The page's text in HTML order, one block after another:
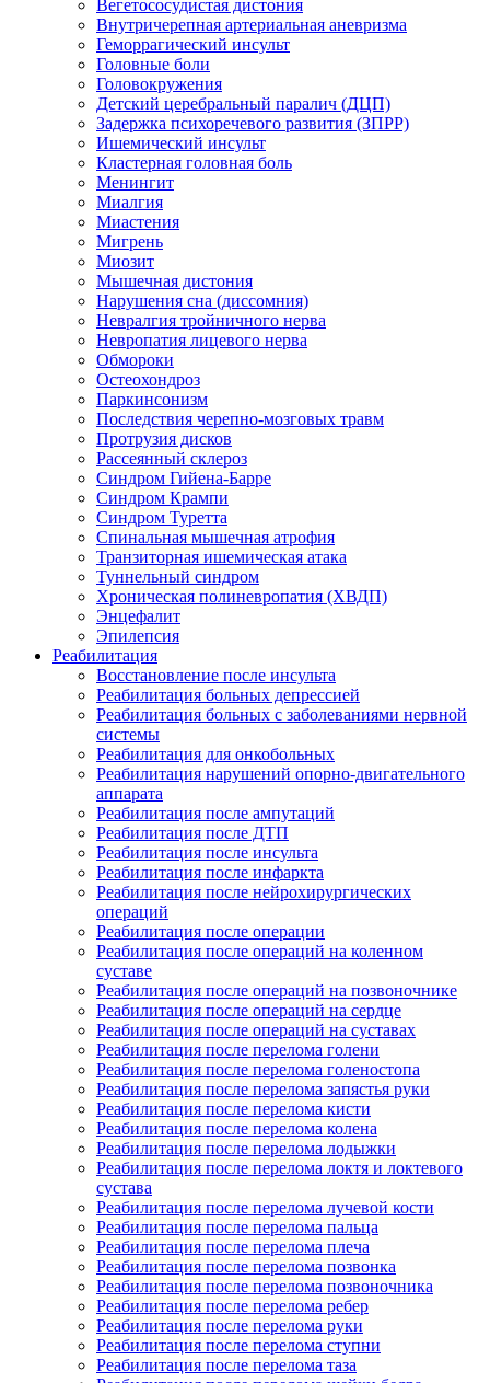
Вегетососудистая дистония
Внутричерепная артериальная аневризма
Геморрагический инсульт
Головные боли
Головокружения
Детский церебральный паралич (ДЦП)
Задержка психоречевого развития (ЗПРР)
Ишемический инсульт
Кластерная головная боль
Менингит
Миалгия
Миастения
Мигрень
Миозит
Мышечная дистония
Нарушения сна (диссомния)
Невралгия тройничного нерва
Невропатия лицевого нерва
Обмороки
Остеохондроз
Паркинсонизм
Последствия черепно-мозговых травм
Протрузия дисков
Рассеянный склероз
Синдром Гийена-Барре
Синдром Крампи
Синдром Туретта
Спинальная мышечная атрофия
Транзиторная ишемическая атака
Туннельный синдром
Хроническая полиневропатия (ХВДП)
Энцефалит
Эпилепсия
Реабилитация
Восстановление после инсульта
Реабилитация больных депрессией
Реабилитация больных с заболеваниями нервной
системы
Реабилитация для онкобольных
Реабилитация нарушений опорно-двигательного
аппарата
Реабилитация после ампутаций
Реабилитация после ДТП
Реабилитация после инсульта
Реабилитация после инфаркта
Реабилитация после нейрохирургических
операций
Реабилитация после операции
Реабилитация после операций на коленном
суставе
Реабилитация после операций на позвоночнике
Реабилитация после операций на сердце
Реабилитация после операций на суставах
Реабилитация после перелома голени
Реабилитация после перелома голеностопа
Реабилитация после перелома запястья руки
Реабилитация после перелома кисти
Реабилитация после перелома колена
Реабилитация после перелома лодыжки
Реабилитация после перелома локтя и локтевого
сустава
Реабилитация после перелома лучевой кости
Реабилитация после перелома пальца
Реабилитация после перелома плеча
Реабилитация после перелома позвонка
Реабилитация после перелома позвоночника
Реабилитация после перелома ребер
Реабилитация после перелома руки
Реабилитация после перелома ступни
Реабилитация после перелома таза